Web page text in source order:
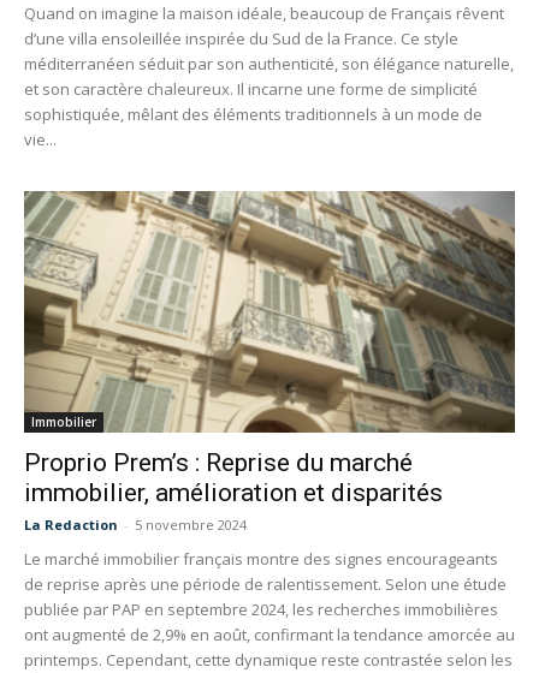
Quand on imagine la maison idéale, beaucoup de Français rêvent
d’une villa ensoleillée inspirée du Sud de la France. Ce style
méditerranéen séduit par son authenticité, son élégance naturelle,
et son caractère chaleureux. Il incarne une forme de simplicité
sophistiquée, mêlant des éléments traditionnels à un mode de
vie...
Immobilier
Proprio Prem’s : Reprise du marché
immobilier, amélioration et disparités
La Redaction - 5 novembre 2024
Le marché immobilier français montre des signes encourageants
de reprise après une période de ralentissement. Selon une étude
publiée par PAP en septembre 2024, les recherches immobilières
ont augmenté de 2,9% en août, confirmant la tendance amorcée au
printemps. Cependant, cette dynamique reste contrastée selon les